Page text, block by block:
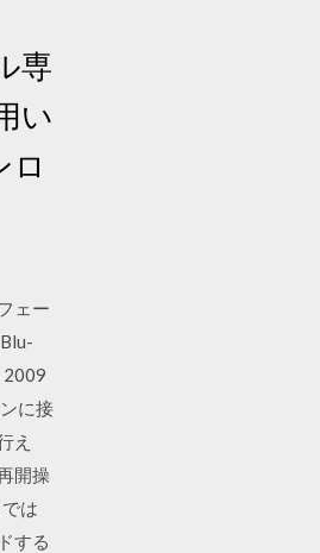
専
い
ロ
ェー
2009
に接
え
開操
は
する